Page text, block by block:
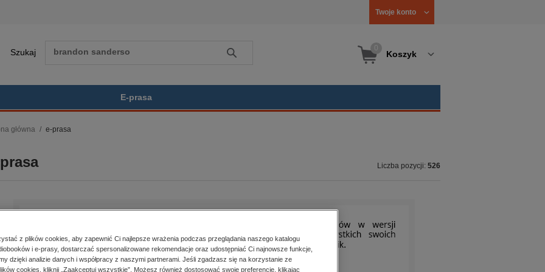
Twoje konto
Szukaj Szukaj Koszyk
E-prasa
psychologiczne
historia
religie
główna e-prasa
Liczba pozycji: 526
z plików cookies, aby zapewnić Ci najlepsze wrażenia podczas przeglądania naszego katalogu
i e-prasy, dostarczać spersonalizowane rekomendacje oraz udostępniać Ci najnowsze funkcje,
dzięki analizie danych i współpracy z naszymi partnerami. Jeśli zgadzasz się na korzystanie ze
cookies, kliknij „Zaakceptuj wszystkie”. Możesz również dostosować swoje preferencje, klikając